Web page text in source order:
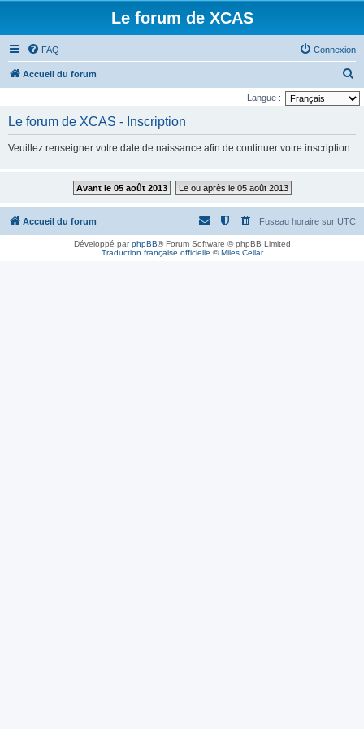
Le forum de XCAS
FAQ Connexion
Accueil du forum
e
h
Langue :
Le forum de XCAS - Inscription
Veuillez renseigner votre date de naissance afin de continuer votre inscription.
Avant le 05 août 2013 Le ou après le 05 août 2013
Accueil du forum Fuseau horaire sur UTC
Développé parphpBB® Forum Software © phpBB Limited
Traduction française officielle ©Miles Cellar